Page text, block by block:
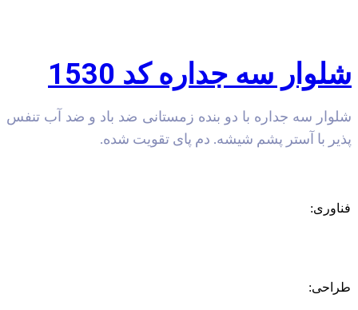
سه جداره کد 1530
سه جداره با دو بنده زمستانی ضد باد و ضد آب تنفس
با آستر پشم شیشه. دم پای تقویت شده.